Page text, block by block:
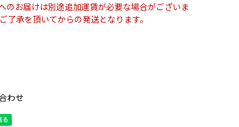
のお届けは別途追加運賃が必要な場合がございま
了承を頂いてからの発送となります。
わせ